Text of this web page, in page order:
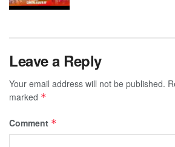
Leave a Reply
Your email address will not be published.
marked *
Comment *